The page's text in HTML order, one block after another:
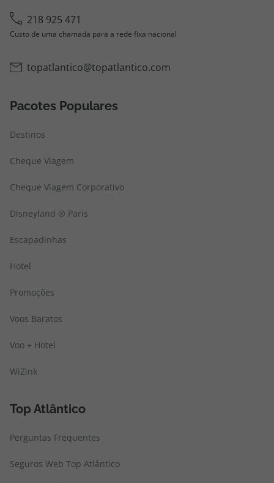
218 925 471
Custo de uma chamada para a rede fixa nacional
topatlantico@topatlantico.com
Pacotes Populares
Destinos
Cheque Viagem
Cheque Viagem Corporativo
Disneyland ® Paris
Escapadinhas
Hotel
Promoções
Voos Baratos
Voo + Hotel
WiZink
Top Atlântico
Perguntas Frequentes
Seguros Web Top Atlântico